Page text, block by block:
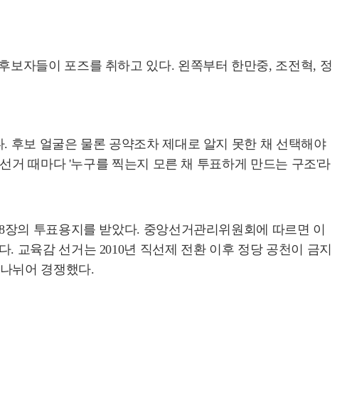
자들이 포즈를 취하고 있다. 왼쪽부터 한만중, 조전혁, 정
후보 얼굴은 물론 공약조차 제대로 알지 못한 채 선택해야
거 때마다 '누구를 찍는지 모른 채 투표하게 만드는 구조'라
의 투표용지를 받았다. 중앙선거관리위원회에 따르면 이
교육감 선거는 2010년 직선제 전환 이후 정당 공천이 금지
뉘어 경쟁했다.